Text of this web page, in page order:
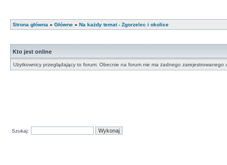
Strona główna » Główne » Na każdy temat - Zgorzelec i okolice
Kto jest online
Użytkownicy przeglądający to forum: Obecnie na forum nie ma żadnego zarejestrowanego
Szukaj: